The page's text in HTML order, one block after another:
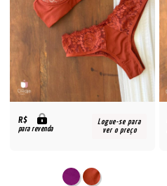
R$
para revenda
Logue-se para
ver o preço